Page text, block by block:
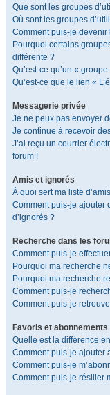
Que sont les groupes
Où sont les groupes
Comment puis-je devenir
Pourquoi certains
différente ?
Qu’est-ce qu’un «
Qu’est-ce que le lien «
Messagerie privée
Je ne peux pas envoyer
Je continue à recevoir
J’ai reçu un courrier
forum !
Amis et ignorés
À quoi sert ma liste
Comment puis-je ajouter
d’ignorés ?
Recherche dans les
Comment puis-je
Pourquoi ma recherche
Pourquoi ma recherche
Comment puis-je
Comment puis-je
Favoris et abonnements
Quelle est la différence
Comment puis-je ajouter
Comment puis-je
Comment puis-je résilier